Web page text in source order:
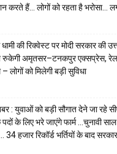
करते हैं… लोगों को रहता है भरोसा…
की रिक्वेस्ट पर मोदी सरकार की
अमृतसर–टनकपुर एक्सप्रेस, रेल
लोगों को मिलेगी बड़ी सुविधा
: युवाओं को बड़ी सौगात देने जा रहे
के लिए भरे जाएंगे फार्म …चुनावी साल
34 हजार रिकॉर्ड भर्तियों के बाद